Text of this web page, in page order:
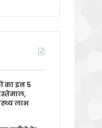
का इन 5
लाभ